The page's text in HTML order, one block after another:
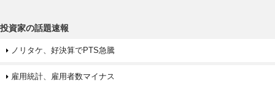
投資家の話題速報
ノリタケ、好決算でPTS急騰
雇用統計、雇用者数マイナス